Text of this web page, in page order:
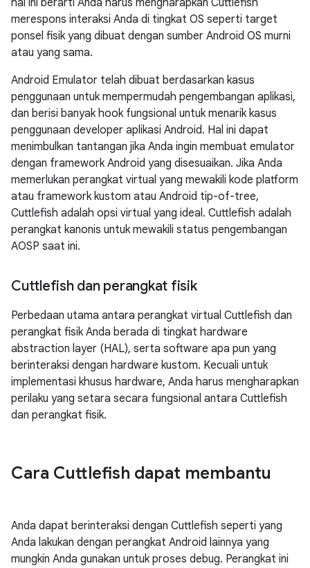
hal ini berarti Anda harus mengharapkan Cuttlefish
merespons interaksi Anda di tingkat OS seperti target
ponsel fisik yang dibuat dengan sumber Android OS murni
atau yang sama.
Android Emulator telah dibuat berdasarkan kasus
penggunaan untuk mempermudah pengembangan aplikasi,
dan berisi banyak hook fungsional untuk menarik kasus
penggunaan developer aplikasi Android. Hal ini dapat
menimbulkan tantangan jika Anda ingin membuat emulator
dengan framework Android yang disesuaikan. Jika Anda
memerlukan perangkat virtual yang mewakili kode platform
atau framework kustom atau Android tip-of-tree,
Cuttlefish adalah opsi virtual yang ideal. Cuttlefish adalah
perangkat kanonis untuk mewakili status pengembangan
AOSP saat ini.
Cuttlefish dan perangkat fisik
Perbedaan utama antara perangkat virtual Cuttlefish dan
perangkat fisik Anda berada di tingkat hardware
abstraction layer (HAL), serta software apa pun yang
berinteraksi dengan hardware kustom. Kecuali untuk
implementasi khusus hardware, Anda harus mengharapkan
perilaku yang setara secara fungsional antara Cuttlefish
dan perangkat fisik.
Cara Cuttlefish dapat membantu
Anda dapat berinteraksi dengan Cuttlefish seperti yang
Anda lakukan dengan perangkat Android lainnya yang
mungkin Anda gunakan untuk proses debug. Perangkat ini